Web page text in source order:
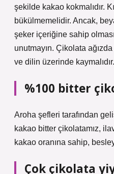
şekilde kakao kokmalıdır.
bükülmemelidir. Ancak,
şeker içeriğine sahip
unutmayın. Çikolata
ve dilin üzerinde kaymalıdır.
%100 bitter
Aroha şefleri tarafından
kakao bitter çikolatamız,
kakao oranına sahip,
Çok çikolata